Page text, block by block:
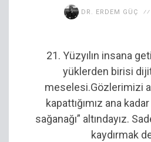
DR. ERDEM GÜÇ
21. Yüzyılın insana
yüklerden birisi
meselesi.Gözlerimizi
kapattığımız ana
sağanağı” altındayız.
kaydırmak